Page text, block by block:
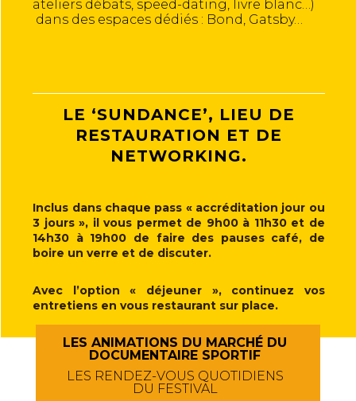
ateliers débats, speed-dating, livre blanc…)
dans des espaces dédiés : Bond, Gatsby…
LE ‘SUNDANCE’, LIEU DE
RESTAURATION ET DE
NETWORKING.
Inclus dans chaque pass « accréditation jour ou
3 jours », il vous permet de 9h00 à 11h30 et de
14h30 à 19h00 de faire des pauses café, de
boire un verre et de discuter.
Avec l’option « déjeuner », continuez vos
entretiens en vous restaurant sur place.
LES ANIMATIONS DU MARCHÉ DU
DOCUMENTAIRE SPORTIF
LES RENDEZ-VOUS QUOTIDIENS
DU FESTIVAL